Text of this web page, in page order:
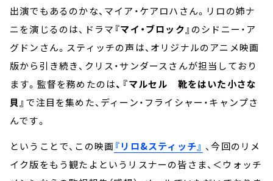
出演でもあるのかな、マイア・ケアロハさん。リロの姉ナ
ニを演じるのは、ドラマ 『マイ・ブロック』 のシドニー・ア
グドンさん。スティッチの声は、オリジナルのアニメ映画
版から引き続き、クリス・サンダースさんが担当しており
ます。監督を務めたのは、『マルセル 靴をはいた小さな
貝』 で注目を集めた、ディーン・フライシャー・キャンプさ
んです。
ということで、この映画『リロ&スティッチ』 、今回のリメ
イク版をもう観たよというリスナーの皆さま、＜ウォッチ